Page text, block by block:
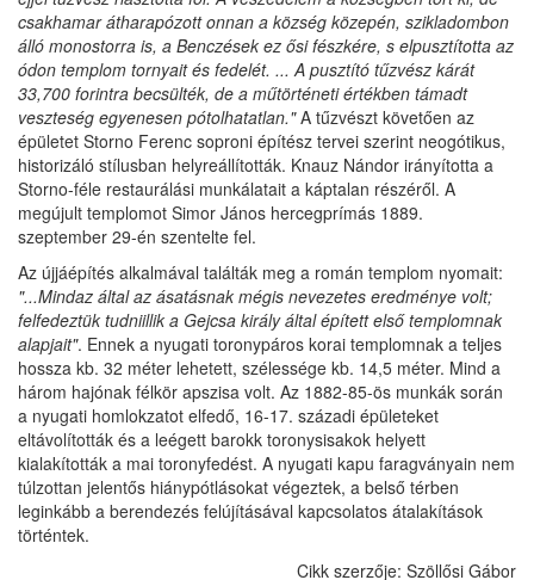
csakhamar átharapózott onnan a község közepén, szikladombon
álló monostorra is, a Benczések ez ősi fészkére, s elpusztította az
ódon templom tornyait és fedelét. ... A pusztító tűzvész kárát
33,700 forintra becsülték, de a műtörténeti értékben támadt
veszteség egyenesen pótolhatatlan."A tűzvészt követően az
épületet Storno Ferenc soproni építész tervei szerint neogótikus,
historizáló stílusban helyreállították. Knauz Nándor irányította a
Storno-féle restaurálási munkálatait a káptalan részéről. A
megújult templomot Simor János hercegprímás 1889.
szeptember 29-én szentelte fel.
Az újjáépítés alkalmával találták meg a román templom nyomait:
"...Mindaz által az ásatásnak mégis nevezetes eredménye volt;
felfedeztük tudniillik a Gejcsa király által épített első templomnak
alapjait". Ennek a nyugati toronypáros korai templomnak a teljes
hossza kb. 32 méter lehetett, szélessége kb. 14,5 méter. Mind a
három hajónak félkör apszisa volt. Az 1882-85-ös munkák során
a nyugati homlokzatot elfedő, 16-17. századi épületeket
eltávolították és a leégett barokk toronysisakok helyett
kialakították a mai toronyfedést. A nyugati kapu faragványain nem
túlzottan jelentős hiánypótlásokat végeztek, a belső térben
leginkább a berendezés felújításával kapcsolatos átalakítások
történtek.
Cikk szerzője: Szöllősi Gábor